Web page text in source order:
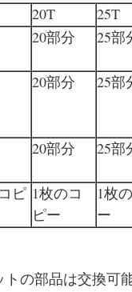
20T 25T
20部分 25部
20部分 25部
20部分 25部
ピ 1枚のコ
ピー
1枚
ー
の部品は交換可